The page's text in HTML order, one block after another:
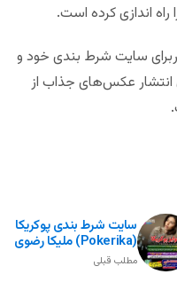
راه اندازی کرده است.
سایت شرط بندی خود و
انتشار عکس‌های جذاب از
سایت شرط بندی پوکریکا
(Pokerika) ملیکا رضوی
مطلب قبلی